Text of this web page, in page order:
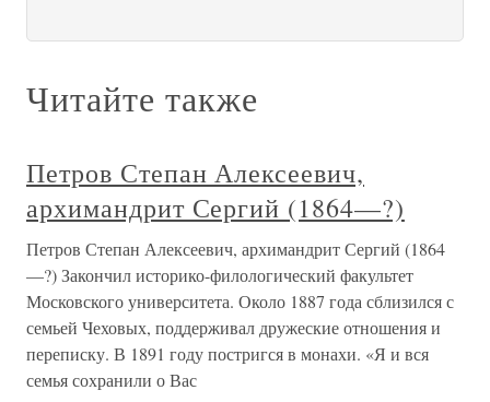
Читайте также
Петров Степан Алексеевич,
архимандрит Сергий (1864—?)
Петров Степан Алексеевич, архимандрит Сергий (1864
—?) Закончил историко-филологический факультет
Московского университета. Около 1887 года сблизился с
семьей Чеховых, поддерживал дружеские отношения и
переписку. В 1891 году постригся в монахи. «Я и вся
семья сохранили о Вас